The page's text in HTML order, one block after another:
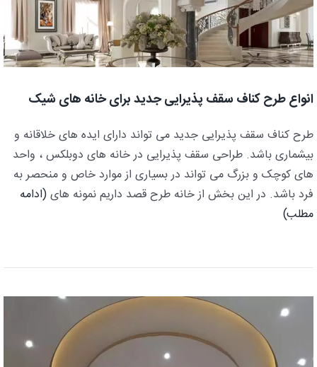
انواع طرح کناف سقف پذیرایی جدید برای خانه های شیک
طرح کناف سقف پذیرایی جدید می تواند دارای ایده های خلاقانه و
بیشماری باشد. طراحی سقف پذیرایی در خانه های دوبلکس ، واحد
های کوچک و بزرگ می تواند در بسیاری از موارد خاص و منحصر به
فرد باشد. در این بخش از خانه طرح قصد داریم نمونه های(ادامه
مطلب)